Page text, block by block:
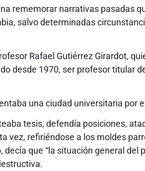
rememorar narrativas pasadas
salvo determinadas
Rafael Gutiérrez Girardot,
desde 1970, ser profesor titular
una ciudad universitaria por
tesis, defendía posiciones,
vez, refiriéndose a los moldes
decía que “la situación general del